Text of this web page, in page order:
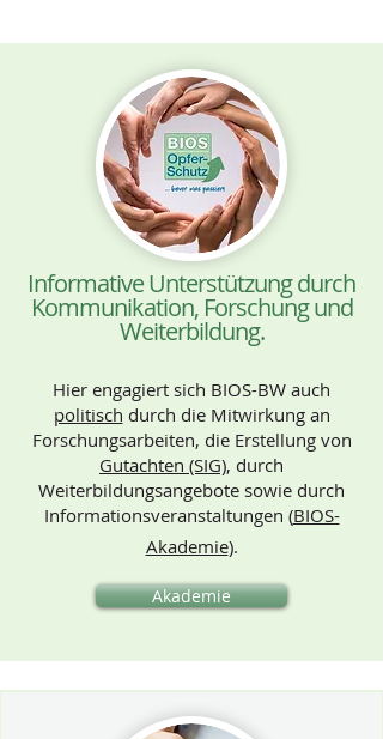
Informative Unterstützung durch
Kommunikation, Forschung und
Weiterbildung.
Hier engagiert sich BIOS-BW auch
politisch durch die Mitwirkung an
Forschungsarbeiten, die Erstellung von
Gutachten (SIG), durch
Weiterbildungsangebote sowie durch
Informationsveranstaltungen (BIOS-
Akademie).
Akademie